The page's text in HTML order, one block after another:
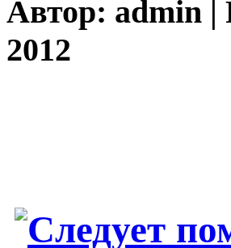
Автор: admin |
2012